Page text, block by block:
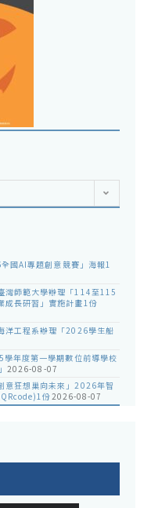
國AI專題創意競賽」海報1
灣師範大學辦理「114至115
成長研習」實施計畫1份
洋工程系辦理「2026學生船
年度第一學期數位前導學校
2026-08-07
意狂想巢向未來」2026年智
份2026-08-07